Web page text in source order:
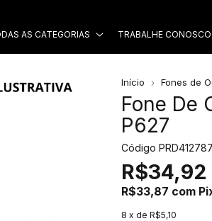
AS CATEGORIAS TRABALHE CONOSCO
Início Fones de
Fone De
P627
Código
R$34,92
R$33,87 com
8 x de R$5,10